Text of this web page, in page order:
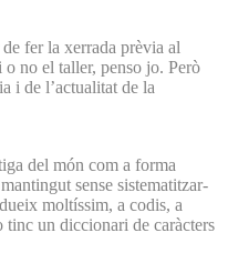
fer la xerrada prèvia al
no el taller, penso jo. Però
i de l’actualitat de la
del món com a forma
sense sistematitzar-
moltíssim, a codis, a
tinc un diccionari de caràcters